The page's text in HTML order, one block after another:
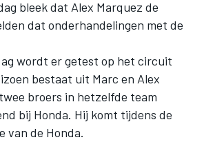
bleek dat Alex Marquez de
dat onderhandelingen met de
wordt er getest op het circuit
bestaat uit Marc en Alex
broers in hetzelfde team
bij Honda. Hij komt tijdens de
van de Honda.